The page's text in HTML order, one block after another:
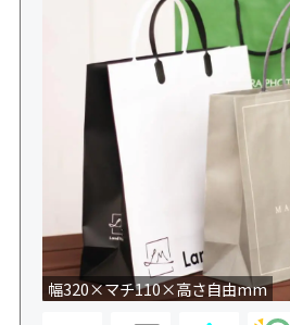
幅320×マチ110×高さ自由mm